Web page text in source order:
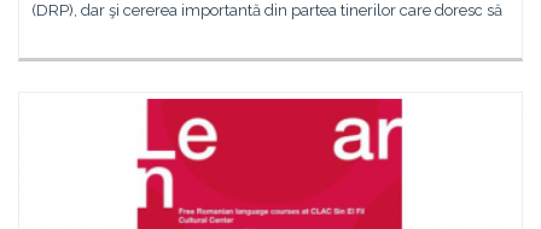
(DRP), dar şi cererea importantă din partea tinerilor care doresc să